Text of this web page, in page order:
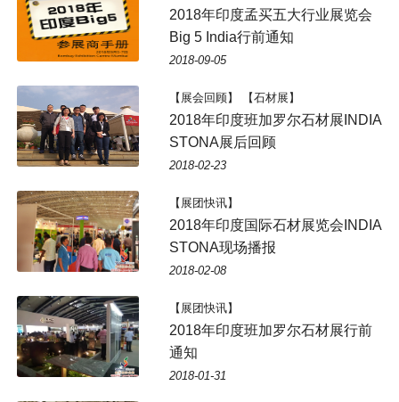
2018年印度孟买五大行业展览会
Big 5 India行前通知
2018-09-05
【展会回顾】 【石材展】
2018年印度班加罗尔石材展INDIA
STONA展后回顾
2018-02-23
【展团快讯】
2018年印度国际石材展览会INDIA
STONA现场播报
2018-02-08
【展团快讯】
2018年印度班加罗尔石材展行前
通知
2018-01-31